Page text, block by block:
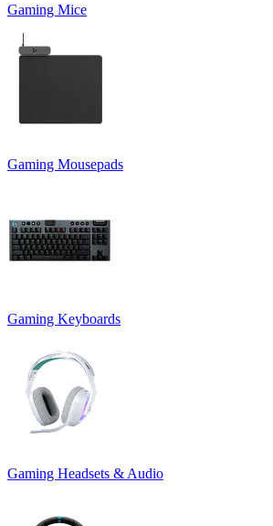
Gaming Mice
Gaming Mousepads
Gaming Keyboards
Gaming Headsets & Audio